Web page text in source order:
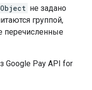
не задано
группой,
перечисленные
Google Pay API for